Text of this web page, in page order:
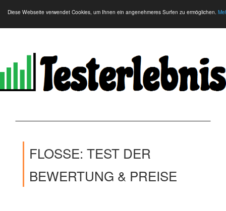
Diese Webseite verwendet Cookies, um Ihnen ein angenehmeres Surfen zu ermöglichen.
FLOSSE: TEST DER
BEWERTUNG & PREISE